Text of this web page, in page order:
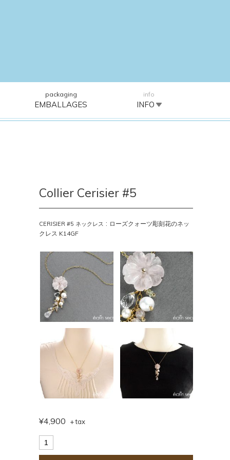
packaging
EMBALLAGES
info
INFO
Collier Cerisier #5
CERISIER #5 ネックレス : ローズクォーツ彫刻花のネッ
クレス K14GF
¥4,900 + tax